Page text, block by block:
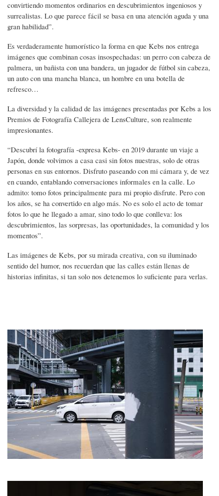
convirtiendo momentos ordinarios en descubrimientos ingeniosos y
surrealistas. Lo que parece fácil se basa en una atención aguda y una
gran habilidad”.
Es verdaderamente humorístico la forma en que Kebs nos entrega
imágenes que combinan cosas insospechadas: un perro con cabeza de
palmera, un bañista con una bandera, un jugador de fútbol sin cabeza,
un auto con una mancha blanca, un hombre en una botella de
refresco…
La diversidad y la calidad de las imágenes presentadas por Kebs a los
Premios de Fotografía Callejera de LensCulture, son realmente
impresionantes.
“Descubrí la fotografía -expresa Kebs- en 2019 durante un viaje a
Japón, donde volvimos a casa casi sin fotos nuestras, solo de otras
personas en sus entornos. Disfruto paseando con mi cámara y, de vez
en cuando, entablando conversaciones informales en la calle. Lo
admito: tomo fotos principalmente para mi propio disfrute. Pero con
los años, se ha convertido en algo más. No es solo el acto de tomar
fotos lo que he llegado a amar, sino todo lo que conlleva: los
descubrimientos, las sorpresas, las oportunidades, la comunidad y los
momentos”.
Las imágenes de Kebs, por su mirada creativa, con su iluminado
sentido del humor, nos recuerdan que las calles están llenas de
historias infinitas, si tan solo nos detenemos lo suficiente para verlas.
Imagen